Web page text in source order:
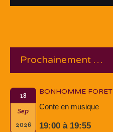
Prochainement …
18
Sep
2026
BONHOMME FORET
Conte en musique
19:00 à 19:55